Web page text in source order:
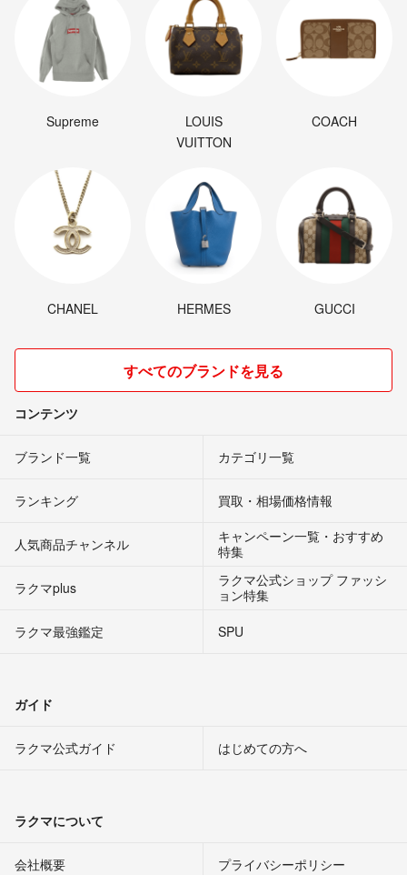
Supreme
LOUIS
VUITTON
COACH
CHANEL HERMES GUCCI
すべてのブランドを見る
コンテンツ
ブランド一覧 カテゴリ一覧
ランキング 買取・相場価格情報
人気商品チャンネル
キャンペーン一覧・おすすめ
特集
ラクマplus
ラクマ公式ショップ ファッシ
ョン特集
ラクマ最強鑑定
SPU
ガイド
ラクマ公式ガイド はじめての方へ
ラクマについて
会社概要 プライバシーポリシー